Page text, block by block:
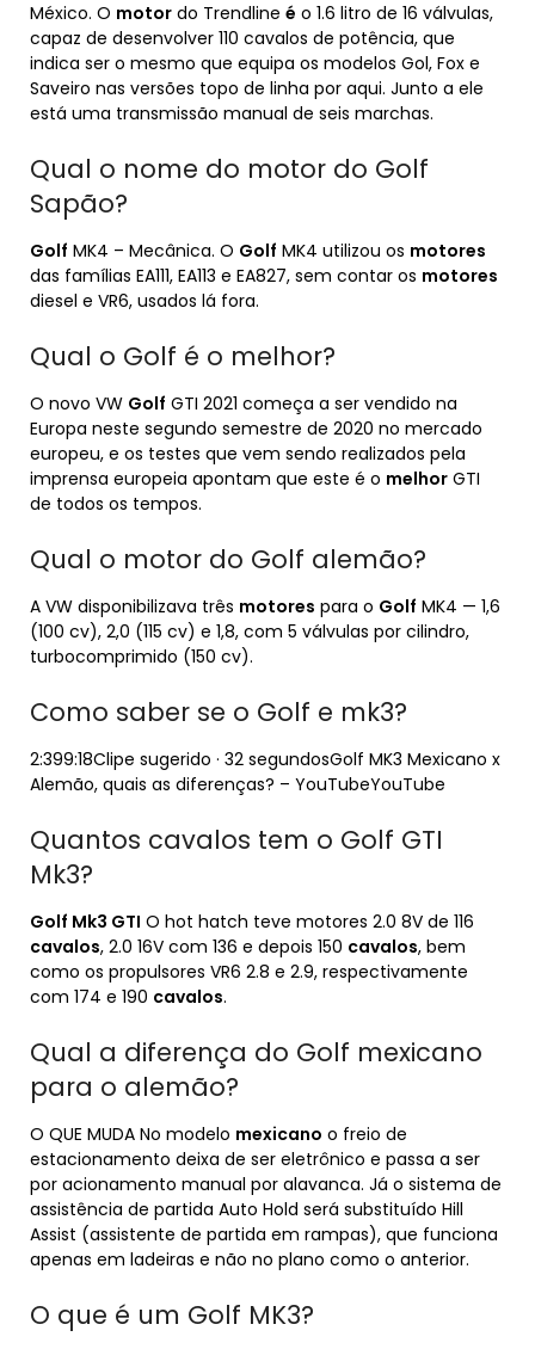
México. O motor do Trendline é o 1.6 litro de 16 válvulas,
capaz de desenvolver 110 cavalos de potência, que
indica ser o mesmo que equipa os modelos Gol, Fox e
Saveiro nas versões topo de linha por aqui. Junto a ele
está uma transmissão manual de seis marchas.
Qual o nome do motor do Golf
Sapão?
Golf MK4 – Mecânica. O Golf MK4 utilizou os motores
das famílias EA111, EA113 e EA827, sem contar os motores
diesel e VR6, usados lá fora.
Qual o Golf é o melhor?
O novo VW Golf GTI 2021 começa a ser vendido na
Europa neste segundo semestre de 2020 no mercado
europeu, e os testes que vem sendo realizados pela
imprensa europeia apontam que este é o melhor GTI
de todos os tempos.
Qual o motor do Golf alemão?
A VW disponibilizava três motores para o Golf MK4 — 1,6
(100 cv), 2,0 (115 cv) e 1,8, com 5 válvulas por cilindro,
turbocomprimido (150 cv).
Como saber se o Golf e mk3?
2:399:18Clipe sugerido · 32 segundosGolf MK3 Mexicano x
Alemão, quais as diferenças? – YouTubeYouTube
Quantos cavalos tem o Golf GTI
Mk3?
Golf Mk3 GTI O hot hatch teve motores 2.0 8V de 116
cavalos, 2.0 16V com 136 e depois 150 cavalos, bem
como os propulsores VR6 2.8 e 2.9, respectivamente
com 174 e 190 cavalos.
Qual a diferença do Golf mexicano
para o alemão?
O QUE MUDA No modelo mexicano o freio de
estacionamento deixa de ser eletrônico e passa a ser
por acionamento manual por alavanca. Já o sistema de
assistência de partida Auto Hold será substituído Hill
Assist (assistente de partida em rampas), que funciona
apenas em ladeiras e não no plano como o anterior.
O que é um Golf MK3?